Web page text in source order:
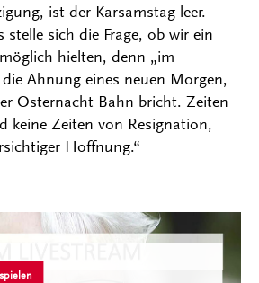
ist der Karsamstag leer.
stelle sich die Frage, ob wir ein
hielten, denn „im
Ahnung eines neuen Morgen,
Osternacht Bahn bricht. Zeiten
keine Zeiten von Resignation,
Hoffnung.“